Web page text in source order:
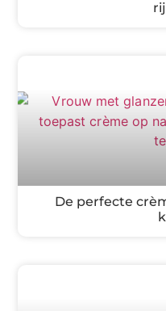
De perfecte